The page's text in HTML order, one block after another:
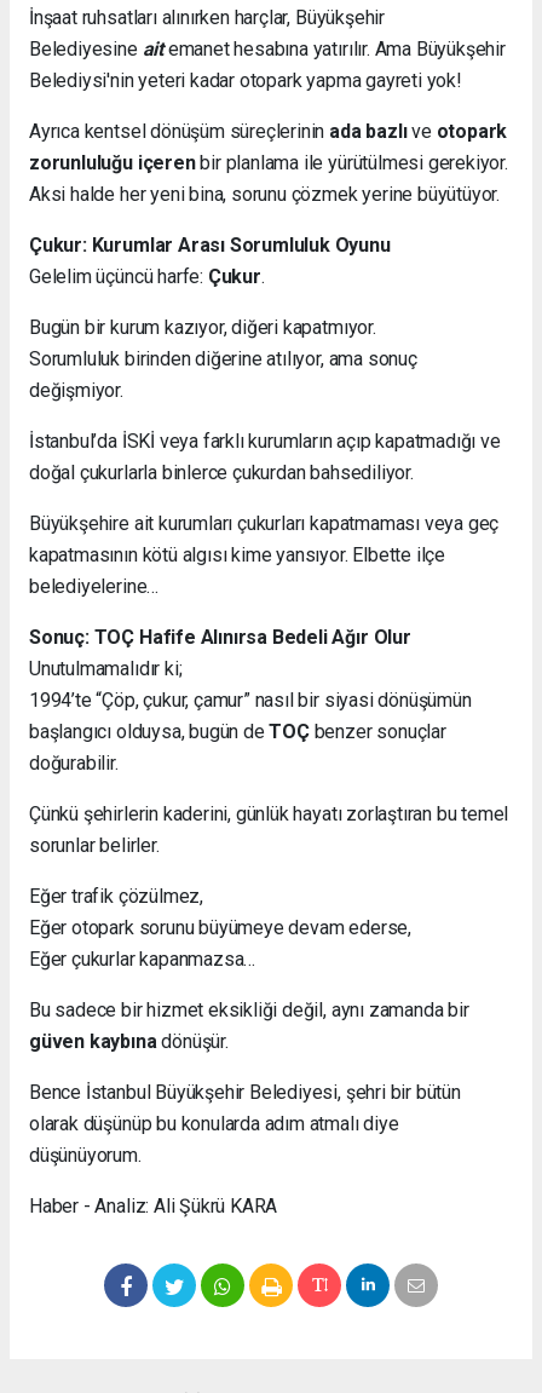
İnşaat ruhsatları alınırken harçlar, Büyükşehir
Belediyesine aitemanet hesabına yatırılır. Ama Büyükşehir
Belediysi'nin yeteri kadar otopark yapma gayreti yok!
Ayrıca kentsel dönüşüm süreçlerinin ada bazlıve otopark
zorunluluğu içerenbir planlama ile yürütülmesi gerekiyor.
Aksi halde her yeni bina, sorunu çözmek yerine büyütüyor.
Çukur: Kurumlar Arası Sorumluluk Oyunu
Gelelim üçüncü harfe: Çukur.
Bugün bir kurum kazıyor, diğeri kapatmıyor.
Sorumluluk birinden diğerine atılıyor, ama sonuç
değişmiyor.
İstanbul’da İSKİ veya farklı kurumların açıp kapatmadığı ve
doğal çukurlarla binlerce çukurdan bahsediliyor.
Büyükşehire ait kurumları çukurları kapatmaması veya geç
kapatmasının kötü algısı kime yansıyor. Elbette ilçe
belediyelerine…
Sonuç: TOÇ Hafife Alınırsa Bedeli Ağır Olur
Unutulmamalıdır ki;
1994’te “Çöp, çukur, çamur” nasıl bir siyasi dönüşümün
başlangıcı olduysa, bugün deTOÇbenzer sonuçlar
doğurabilir.
Çünkü şehirlerin kaderini, günlük hayatı zorlaştıran bu temel
sorunlar belirler.
Eğer trafik çözülmez,
Eğer otopark sorunu büyümeye devam ederse,
Eğer çukurlar kapanmazsa…
Bu sadece bir hizmet eksikliği değil, aynı zamanda bir
güven kaybınadönüşür.
Bence İstanbul Büyükşehir Belediyesi, şehri bir bütün
olarak düşünüp bu konularda adım atmalı diye
düşünüyorum.
Haber - Analiz: Ali Şükrü KARA